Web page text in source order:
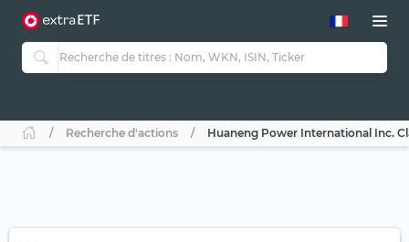
Recherche d'actions Huaneng Power International Inc.